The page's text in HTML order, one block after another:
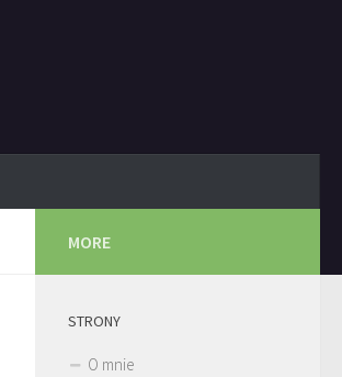
MORE
STRONY
O mnie